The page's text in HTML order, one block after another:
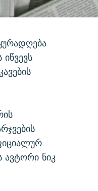
ავტორი ნიკ